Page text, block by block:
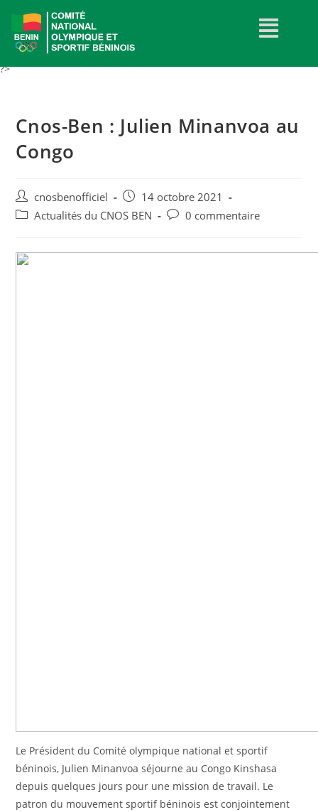
?>
Cnos-Ben : Julien Minanvoa au
Congo
cnosbenofficiel
14 octobre 2021
Actualités du CNOS BEN
0 commentaire
Le Président du Comité olympique national et sportif
béninois, Julien Minanvoa séjourne au Congo Kinshasa
depuis quelques jours pour une mission de travail. Le
patron du mouvement sportif béninois est conjointement